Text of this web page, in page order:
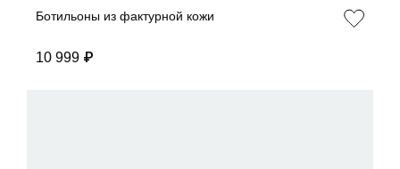
Ботильоны из фактурной кожи
10 999 ₽